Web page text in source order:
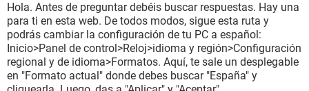
Hola. Antes de preguntar debéis buscar respuestas. Hay una
para ti en esta web. De todos modos, sigue esta ruta y
podrás cambiar la configuración de tu PC a español:
Inicio>Panel de control>Reloj>idioma y región>Configuración
regional y de idioma>Formatos. Aquí, te sale un desplegable
en "Formato actual" donde debes buscar "España" y